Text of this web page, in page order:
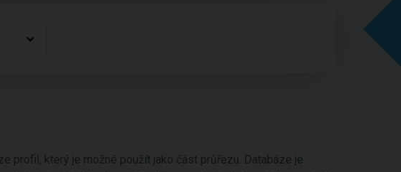
profil, který je možné použít jako část průřezu. Databáze je